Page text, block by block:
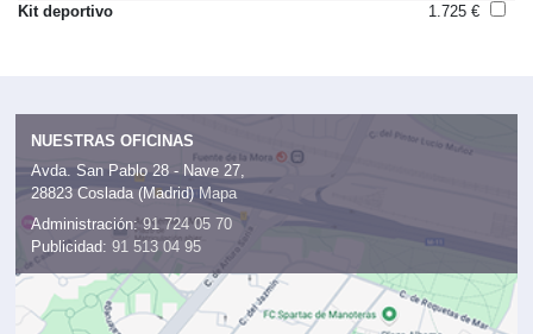
Kit deportivo
1.725 €
NUESTRAS OFICINAS
Avda. San Pablo 28 - Nave 27,
28823 Coslada (Madrid) Mapa
Administración: 91 724 05 70
Publicidad: 91 513 04 95